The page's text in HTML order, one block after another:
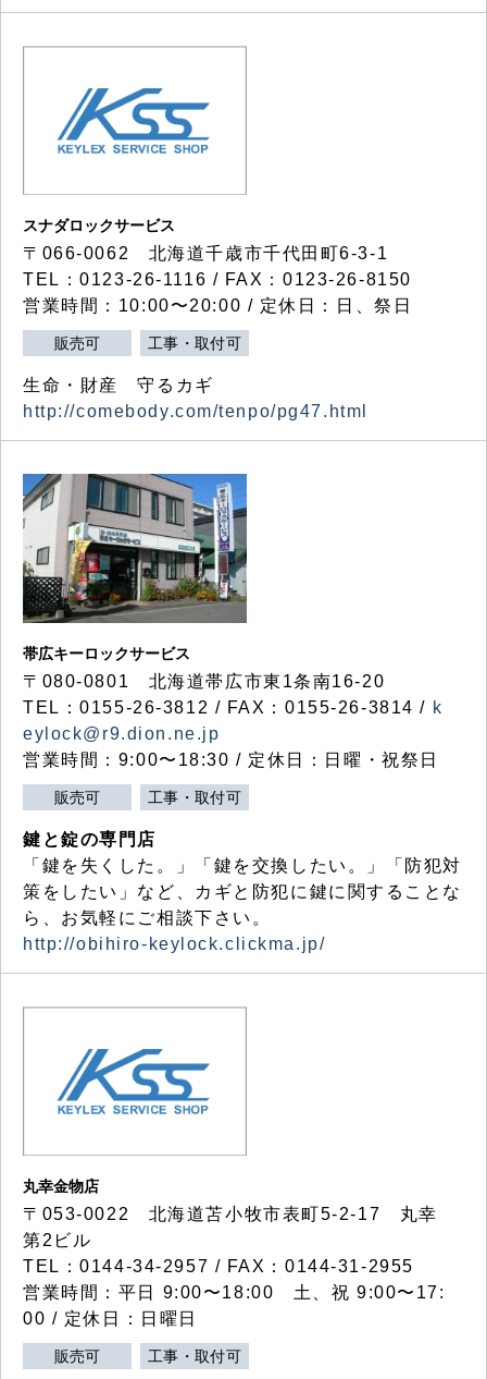
スナダロックサービス
〒066-0062 北海道千歳市千代田町6-3-1
TEL：0123-26-1116 / FAX：0123-26-8150
営業時間：10:00〜20:00 / 定休日：日、祭日
販売可 工事・取付可
生命・財産 守るカギ
http://comebody.com/tenpo/pg47.html
帯広キーロックサービス
〒080-0801 北海道帯広市東1条南16-20
TEL：0155-26-3812 / FAX：0155-26-3814 / k
eylock@r9.dion.ne.jp
営業時間：9:00〜18:30 / 定休日：日曜・祝祭日
販売可 工事・取付可
鍵と錠の専門店
「鍵を失くした。」「鍵を交換したい。」「防犯対
策をしたい」など、カギと防犯に鍵に関することな
ら、お気軽にご相談下さい。
http://obihiro-keylock.clickma.jp/
丸幸金物店
〒053-0022 北海道苫小牧市表町5-2-17 丸幸
第2ビル
TEL：0144-34-2957 / FAX：0144-31-2955
営業時間：平日 9:00〜18:00 土、祝 9:00〜17:
00 / 定休日：日曜日
販売可 工事・取付可